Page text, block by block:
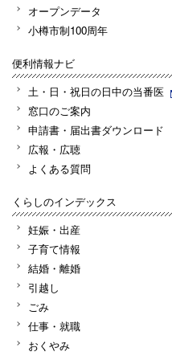
オープンデータ
小樽市制100周年
便利情報ナビ
土・日・祝日の日中の当番医
窓口のご案内
申請書・届出書ダウンロード
広報・広聴
よくある質問
くらしのインデックス
妊娠・出産
子育て情報
結婚・離婚
引越し
ごみ
仕事・就職
おくやみ